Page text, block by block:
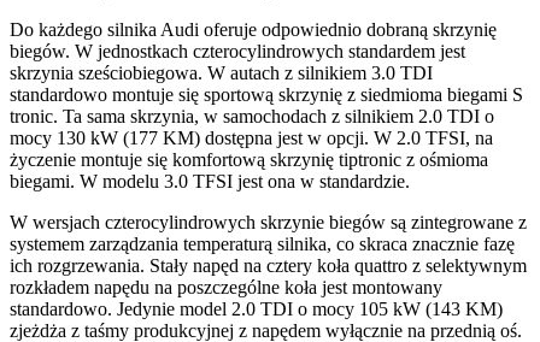
Do każdego silnika Audi oferuje odpowiednio dobraną skrzynię
biegów. W jednostkach czterocylindrowych standardem jest
skrzynia sześciobiegowa. W autach z silnikiem 3.0 TDI
standardowo montuje się sportową skrzynię z siedmioma biegami S
tronic. Ta sama skrzynia, w samochodach z silnikiem 2.0 TDI o
mocy 130 kW (177 KM) dostępna jest w opcji. W 2.0 TFSI, na
życzenie montuje się komfortową skrzynię tiptronic z ośmioma
biegami. W modelu 3.0 TFSI jest ona w standardzie.
W wersjach czterocylindrowych skrzynie biegów są zintegrowane z
systemem zarządzania temperaturą silnika, co skraca znacznie fazę
ich rozgrzewania. Stały napęd na cztery koła quattro z selektywnym
rozkładem napędu na poszczególne koła jest montowany
standardowo. Jedynie model 2.0 TDI o mocy 105 kW (143 KM)
zjeżdża z taśmy produkcyjnej z napędem wyłącznie na przednią oś.